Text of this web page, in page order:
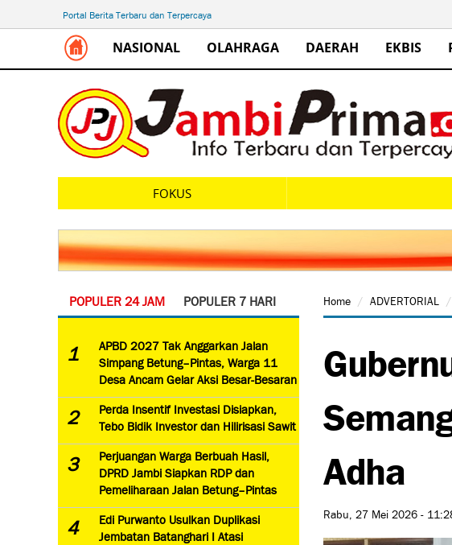
Portal Berita Terbaru dan Terpercaya
NASIONAL OLAHRAGA DAERAH EKBIS
FOKUS
POPULER 24 JAM POPULER 7 HARI
1
APBD 2027 Tak Anggarkan Jalan
Simpang Betung–Pintas, Warga 11
Desa Ancam Gelar Aksi Besar-Besaran
2
Perda Insentif Investasi Disiapkan,
Tebo Bidik Investor dan Hilirisasi Sawit
3
Perjuangan Warga Berbuah Hasil,
DPRD Jambi Siapkan RDP dan
Pemeliharaan Jalan Betung–Pintas
4
Edi Purwanto Usulkan Duplikasi
Jembatan Batanghari I Atasi
Home ADVERTORIAL
Adha
Rabu, 27 Mei 2026 -